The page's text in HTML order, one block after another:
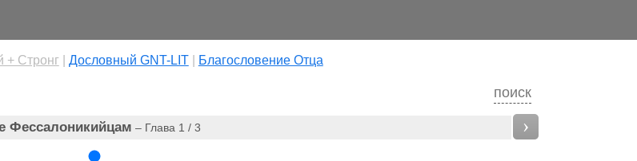
+ Стронг| Дословный GNT-LIT| Благословение Отца
поиск
Фессалоникийцам – Глава 1 / 3 ›